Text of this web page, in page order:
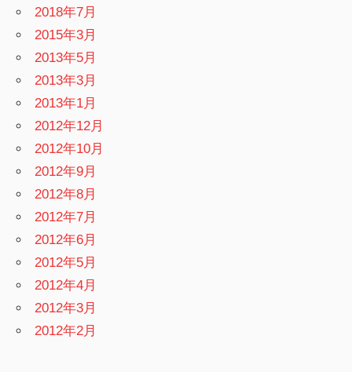
2018年7月
2015年3月
2013年5月
2013年3月
2013年1月
2012年12月
2012年10月
2012年9月
2012年8月
2012年7月
2012年6月
2012年5月
2012年4月
2012年3月
2012年2月